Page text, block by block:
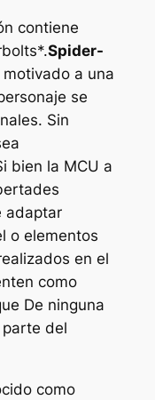
contiene
Spider-
motivado a una
se
Sin
bien la MCU a
adaptar
o elementos
en el
como
De ninguna
del
como